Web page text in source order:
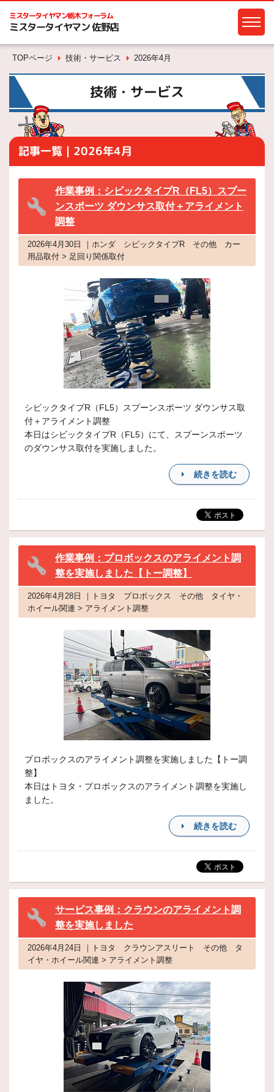
ミスタータイヤマン栃木フォーラム
ミスタータイヤマン 佐野店
TOPページ 技術・サービス 2026年4月
技術・サービス
記事一覧｜2026年4月
作業事例：シビックタイプR（FL5）スプー
ンスポーツ ダウンサス取付＋アライメント
調整
2026年4月30日 ｜ホンダ シビックタイプR その他 カー
用品取付 > 足回り関係取付
シビックタイプR（FL5）スプーンスポーツ ダウンサス取
付＋アライメント調整
本日はシビックタイプR（FL5）にて、スプーンスポーツ
のダウンサス取付を実施しました。
続きを読む
作業事例：プロボックスのアライメント調
整を実施しました【トー調整】
2026年4月28日 ｜トヨタ プロボックス その他 タイヤ・
ホイール関連 > アライメント調整
プロボックスのアライメント調整を実施しました【トー調
整】
本日はトヨタ・プロボックスのアライメント調整を実施し
ました。
続きを読む
サービス事例：クラウンのアライメント調
整を実施しました
2026年4月24日 ｜トヨタ クラウンアスリート その他 タ
イヤ・ホイール関連 > アライメント調整